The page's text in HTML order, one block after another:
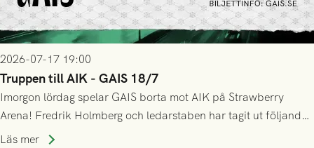
2026-07-17 19:00
Truppen till AIK - GAIS 18/7
Imorgon lördag spelar GAIS borta mot AIK på Strawberry
Arena! Fredrik Holmberg och ledarstaben har tagit ut följande
trupp till matchen:
Läs mer